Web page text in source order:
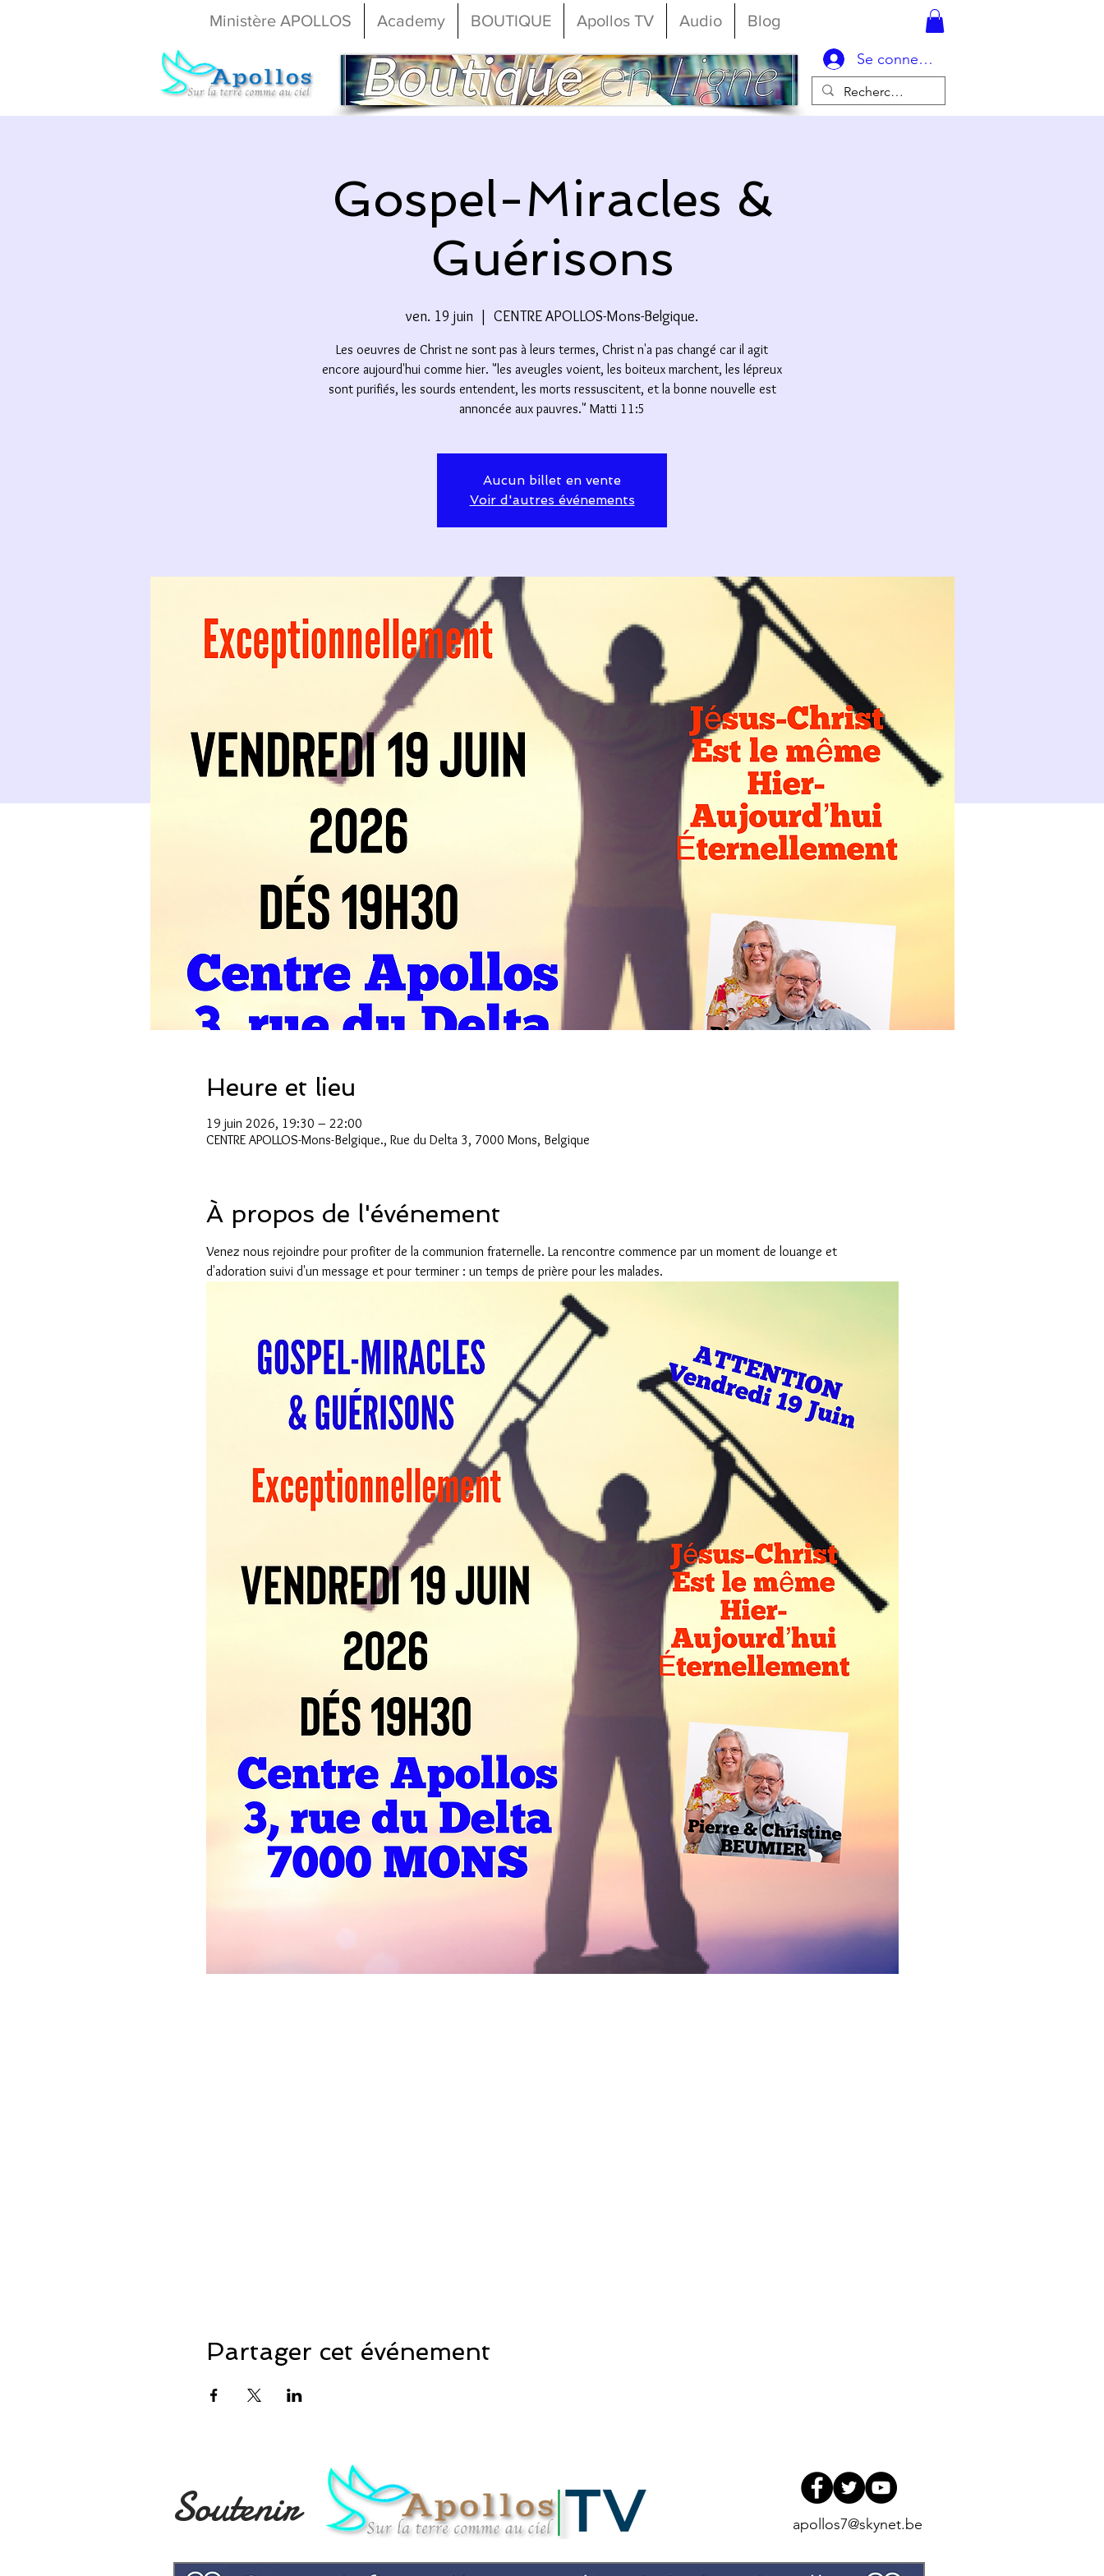
Ministère APOLLOS Academy BOUTIQUE Apollos TV Audio Blog
Se connecter
Gospel-Miracles &
Guérisons
ven. 19 juin
  |
CENTRE APOLLOS-Mons-Belgique.
Les oeuvres de Christ ne sont pas à leurs termes, Christ n'a pas changé car il agit
encore aujourd'hui comme hier. "les aveugles voient, les boiteux marchent, les lépreux
sont purifiés, les sourds entendent, les morts ressuscitent, et la bonne nouvelle est
annoncée aux pauvres." Matti 11:5
Aucun billet en vente
Voir d'autres événements
Heure et lieu
19 juin 2026, 19:30 – 22:00
CENTRE APOLLOS-Mons-Belgique., Rue du Delta 3, 7000 Mons, Belgique
À propos de l'événement
Venez nous rejoindre pour profiter de la communion fraternelle. La rencontre commence par un moment de louange et
d'adoration suivi d'un message et pour terminer : un temps de prière pour les malades.
Partager cet événement
Soutenir apollos7@skynet.be